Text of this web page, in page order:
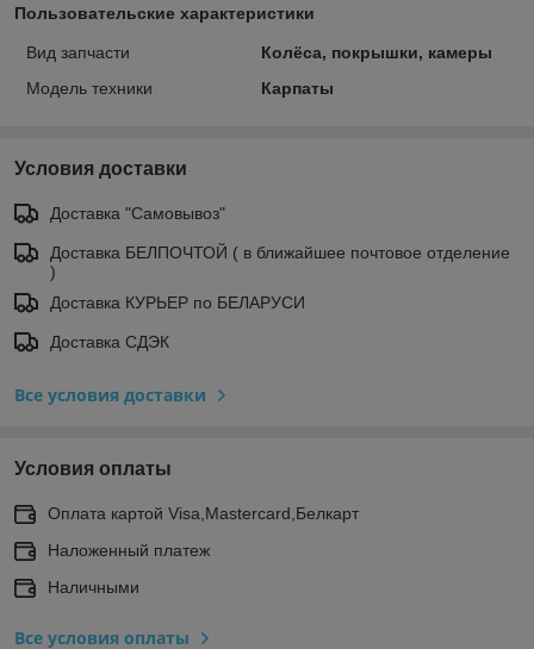
Пользовательские характеристики
Вид запчасти
Колёса, покрышки, камеры
Модель техники
Карпаты
Условия доставки
Доставка "Самовывоз"
Доставка БЕЛПОЧТОЙ ( в ближайшее почтовое отделение
)
Доставка КУРЬЕР по БЕЛАРУСИ
Доставка СДЭК
Все условия доставки
Условия оплаты
Оплата картой Visa,Mastercard,Белкарт
Наложенный платеж
Наличными
Все условия оплаты